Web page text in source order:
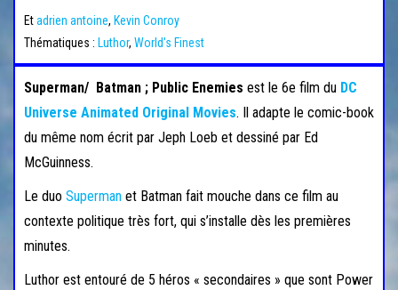
Etadrien antoine, Kevin Conroy
Thématiques : Luthor, World's Finest
Superman/ Batman ; Public Enemies est le 6e film du DC
Universe Animated Original Movies. Il adapte le comic-book
du même nom écrit par Jeph Loeb et dessiné par Ed
McGuinness.
Le duo Superman et Batman fait mouche dans ce film au
contexte politique très fort, qui s’installe dès les premières
minutes.
Luthor est entouré de 5 héros « secondaires » que sont Power